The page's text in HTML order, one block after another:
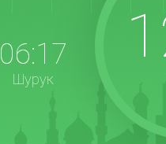
06:17
Шурук